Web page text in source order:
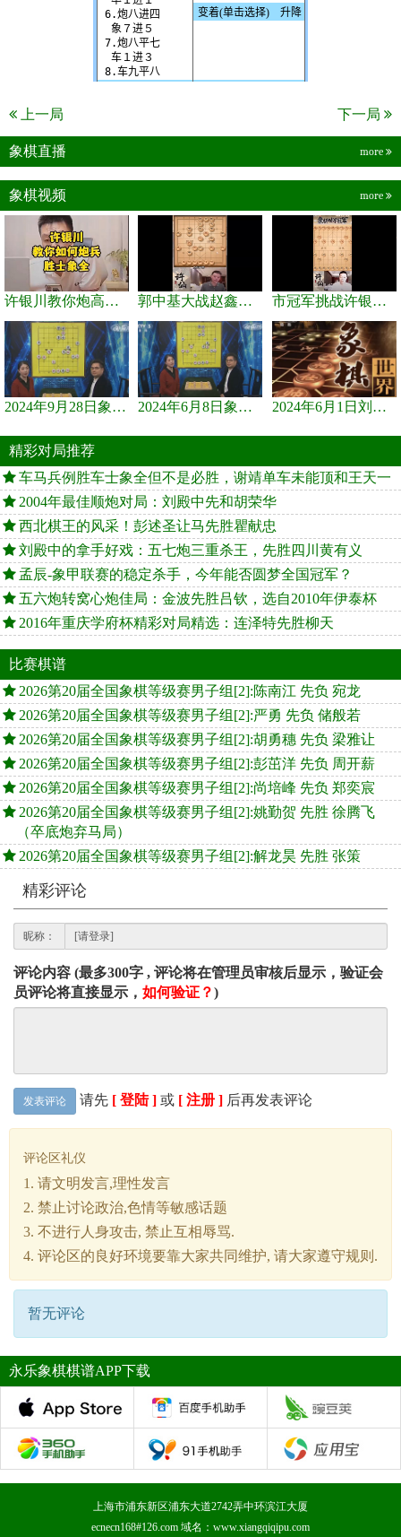
上一局 下一局
象棋直播 more
象棋视频 more
许银川教你炮高兵士象全如何赢士象全，简单四步即可 郭中基大战赵鑫鑫，许银川激情讲解 市冠军挑战许银川，急进中兵变化真激烈！
2024年9月28日象棋世界栏目，刘君、蒋川讲解了第九届杨官璘杯象棋... 2024年6月8日象棋世界，刘君、蒋川讲解了第九届杨官璘杯全国象棋... 2024年6月1日刘君、蒋川讲解第三届上海杯象棋大师赛谢靖与李少庚...
精彩对局推荐
车马兵例胜车士象全但不是必胜，谢靖单车未能顶和王天一
2004年最佳顺炮对局：刘殿中先和胡荣华
西北棋王的风采！彭述圣让马先胜瞿献忠
刘殿中的拿手好戏：五七炮三重杀王，先胜四川黄有义
孟辰-象甲联赛的稳定杀手，今年能否圆梦全国冠军？
五六炮转窝心炮佳局：金波先胜吕钦，选自2010年伊泰杯
2016年重庆学府杯精彩对局精选：连泽特先胜柳天
比赛棋谱
2026第20届全国象棋等级赛男子组[2]:陈南江 先负 宛龙
2026第20届全国象棋等级赛男子组[2]:严勇 先负 储般若
2026第20届全国象棋等级赛男子组[2]:胡勇穗 先负 梁雅让
2026第20届全国象棋等级赛男子组[2]:彭茁洋 先负 周开薪
2026第20届全国象棋等级赛男子组[2]:尚培峰 先负 郑奕宸
2026第20届全国象棋等级赛男子组[2]:姚勤贺 先胜 徐腾飞
（卒底炮弃马局）
2026第20届全国象棋等级赛男子组[2]:解龙昊 先胜 张策
精彩评论
昵称：
评论内容 (最多300字 , 评论将在管理员审核后显示，验证会
员评论将直接显示， 如何验证？)
发表评论 请先 [ 登陆 ] 或 [ 注册 ] 后再发表评论
评论区礼仪
1. 请文明发言,理性发言
2. 禁止讨论政治,色情等敏感话题
3. 不进行人身攻击, 禁止互相辱骂.
4. 评论区的良好环境要靠大家共同维护, 请大家遵守规则.
暂无评论
永乐象棋棋谱APP下载
上海市浦东新区浦东大道2742弄中环滨江大厦
ecnecn168#126.com 域名：www.xiangqiqipu.com